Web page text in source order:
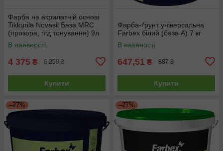
Фарба на акрилатній основі
Tikkurila Novasil База MRС
(прозора, під тонування) 9л
В наявності
4 375 ₴ 6 250 ₴
Купити
Фарба-ґрунт універсальна
Farbex білий (база А) 7 кг
В наявності
647,51 ₴ 887 ₴
Купити
–27% –27%